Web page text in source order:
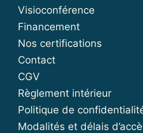
Visioconférence
Financement
Nos certifications
Contact
CGV
Règlement intérieur
Politique de
Modalités et délais